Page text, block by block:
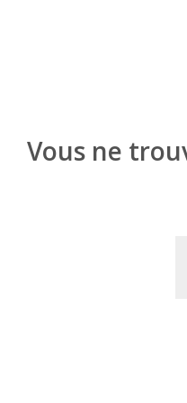
Vous ne